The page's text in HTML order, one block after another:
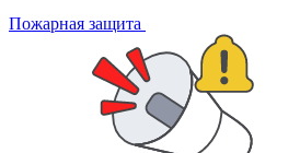
Пожарная защита